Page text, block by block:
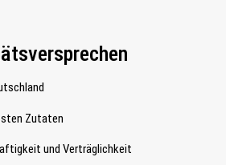
Zutaten
und Verträglichkeit